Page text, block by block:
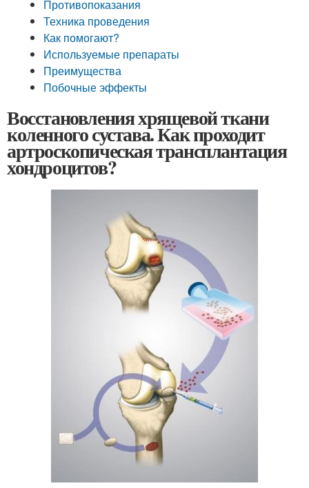
Противопоказания
Техника проведения
Как помогают?
Используемые препараты
Преимущества
Побочные эффекты
Восстановления хрящевой ткани
коленного сустава. Как проходит
артроскопическая трансплантация
хондроцитов?